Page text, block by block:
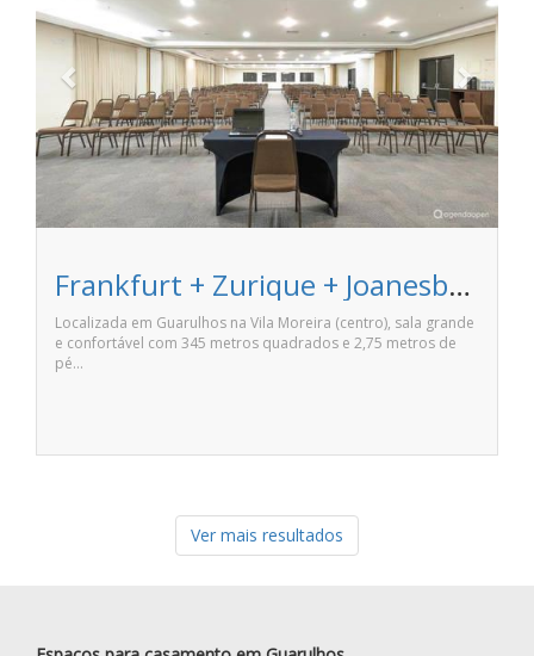
Frankfurt + Zurique + Joanesburgo - Slaviero Essential Guarulhos
Localizada em Guarulhos na Vila Moreira (centro), sala grande
e confortável com 345 metros quadrados e 2,75 metros de
pé…
Ver mais resultados